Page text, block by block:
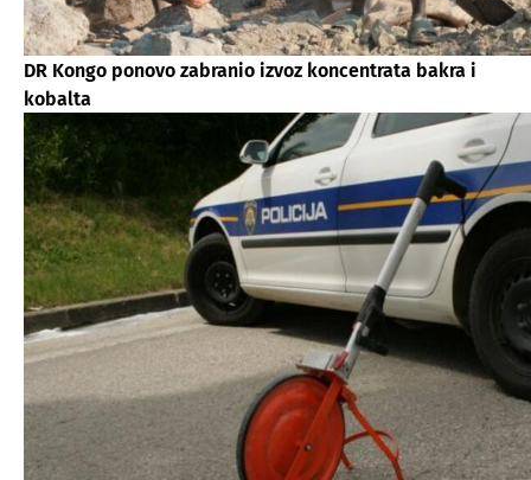
DR Kongo ponovo zabranio izvoz koncentrata bakra i
kobalta